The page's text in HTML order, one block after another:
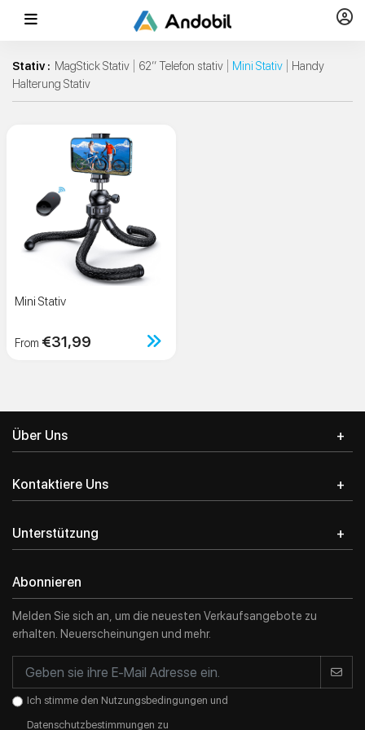
Stativ : MagStick Stativ 62‘‘ Telefon stativ Mini Stativ
Handy
Halterung Stativ
Mini Stativ
From €31,99
Über Uns
Kontaktiere Uns
Unterstützung
Abonnieren
Melden Sie sich an, um die neuesten Verkaufsangebote zu
erhalten. Neuerscheinungen und mehr.
Ich stimme den Nutzungsbedingungen und
Datenschutzbestimmungen zu
E-Mail-Addresse
Einloggen in Registrieren